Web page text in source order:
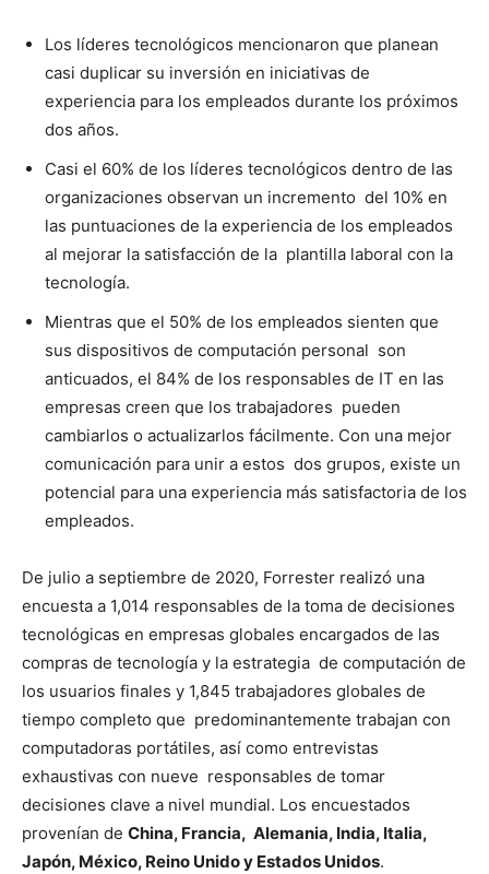
Los líderes tecnológicos mencionaron que planean
casi duplicar su inversión en iniciativas de
experiencia para los empleados durante los próximos
dos años.
Casi el 60% de los líderes tecnológicos dentro de las
organizaciones observan un incremento del 10% en
las puntuaciones de la experiencia de los empleados
al mejorar la satisfacción de la plantilla laboral con la
tecnología.
Mientras que el 50% de los empleados sienten que
sus dispositivos de computación personal son
anticuados, el 84% de los responsables de IT en las
empresas creen que los trabajadores pueden
cambiarlos o actualizarlos fácilmente. Con una mejor
comunicación para unir a estos dos grupos, existe un
potencial para una experiencia más satisfactoria de los
empleados.
De julio a septiembre de 2020, Forrester realizó una
encuesta a 1,014 responsables de la toma de decisiones
tecnológicas en empresas globales encargados de las
compras de tecnología y la estrategia de computación de
los usuarios finales y 1,845 trabajadores globales de
tiempo completo que predominantemente trabajan con
computadoras portátiles, así como entrevistas
exhaustivas con nueve responsables de tomar
decisiones clave a nivel mundial. Los encuestados
provenían de China, Francia, Alemania, India, Italia,
Japón, México, Reino Unido y Estados Unidos.